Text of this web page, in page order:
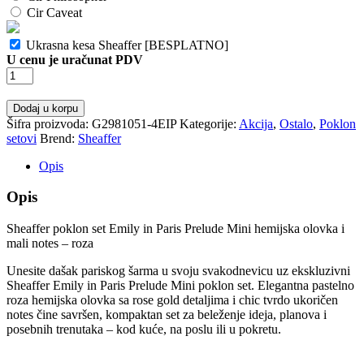
Cir Caveat
Ukrasna kesa Sheaffer [BESPLATNO]
U cenu je uračunat PDV
Sheaffer
gift
set
Emily
in
Paris
Prelude
hemijska
olovka
mali
notes
roza
količina
Dodaj u korpu
Šifra proizvoda: G2981051-4EIP Kategorije: Akcija, Ostalo, Poklon
setovi Brend: Sheaffer
Opis
Opis
Sheaffer poklon set Emily in Paris Prelude Mini hemijska olovka i
mali notes – roza
Unesite dašak pariskog šarma u svoju svakodnevicu uz ekskluzivni
Sheaffer Emily in Paris Prelude Mini poklon set. Elegantna pastelno
roza hemijska olovka sa rose gold detaljima i chic tvrdo ukoričen
notes čine savršen, kompaktan set za beleženje ideja, planova i
posebnih trenutaka – kod kuće, na poslu ili u pokretu.